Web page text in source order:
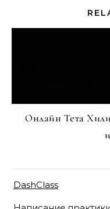
Онлайн Тета
DashClass